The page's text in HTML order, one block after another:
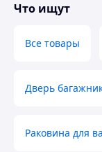
Что ищут
Все товары
Дверь
Раковина для